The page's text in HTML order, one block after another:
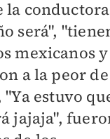
la
será", "t
mexicanosy
a la peor de
"Ya estuvo
jajaja",